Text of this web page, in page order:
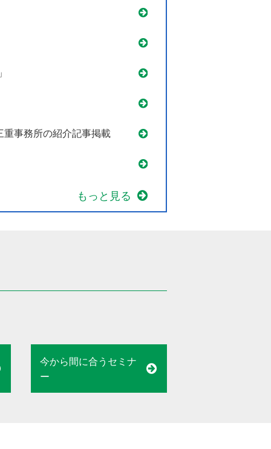
事務所の紹介記事掲載
もっと見る
今から間に合うセミナ
ー